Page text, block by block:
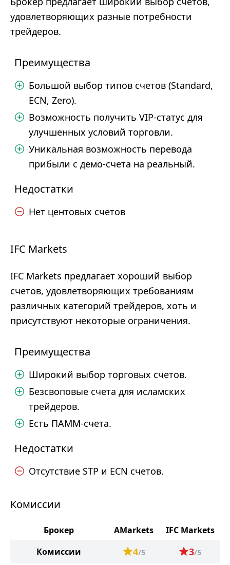
удовлетворяющих разные потребности
трейдеров.
Преимущества
Большой выбор типов счетов (Standard,
ECN, Zero).
Возможность получить VIP-статус для
улучшенных условий торговли.
Уникальная возможность перевода
прибыли с демо-счета на реальный.
Недостатки
Нет центовых счетов
IFC Markets
IFC Markets предлагает хороший выбор
счетов, удовлетворяющих требованиям
различных категорий трейдеров, хоть и
присутствуют некоторые ограничения.
Преимущества
Широкий выбор торговых счетов.
Безсвоповые счета для исламских
трейдеров.
Есть ПАММ-счета.
Недостатки
Отсутствие STP и ECN счетов.
Комиссии
Брокер AMarkets
IFC Markets
Комиссии
4/5 3/5